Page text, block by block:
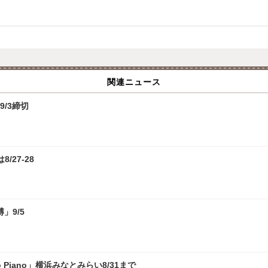
関連ニュース
3締切
8/27-28
」9/5
」横浜みなとみらい8/31まで